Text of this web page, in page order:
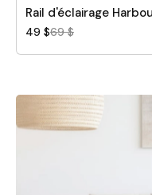
Rail d'éclairage
49 $69 $